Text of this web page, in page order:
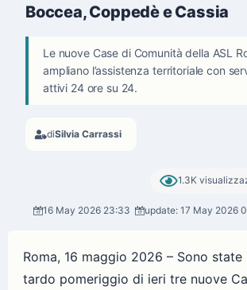
Boccea, Coppedè e Cassia
Le nuove Case di Comunità della ASL
ampliano l’assistenza territoriale con
attivi 24 ore su 24.
diSilvia Carrassi
1.3K
16 May 2026 23:33 update: 17 May 2026
Roma, 16 maggio 2026 – Sono state
tardo pomeriggio di ieri tre nuove